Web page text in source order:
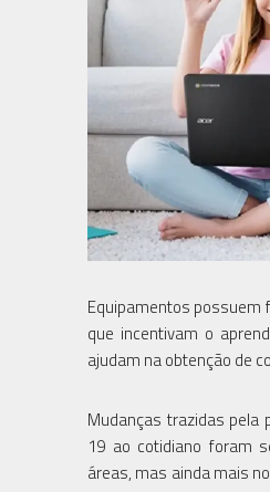
Equipamentos possuem
que incentivam o
ajudam na obtenção de
Mudanças trazidas pela
19 ao cotidiano foram
áreas, mas ainda mais